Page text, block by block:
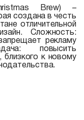
Brew) –
создана в честь
отличительной
Сложность:
рекламу
повысить
близкого к новому